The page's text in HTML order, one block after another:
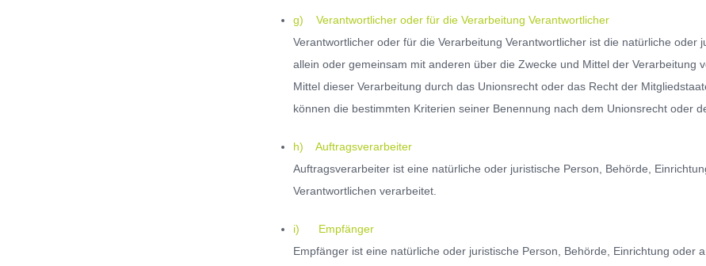
g) Verantwortlicher oder für die Verarbeitung Verantwortlicher
Verantwortlicher oder für die Verarbeitung Verantwortlicher ist die natürliche
allein oder gemeinsam mit anderen über die Zwecke und Mittel der Verarbeitung
Mittel dieser Verarbeitung durch das Unionsrecht oder das Recht der
können die bestimmten Kriterien seiner Benennung nach dem Unionsrecht oder
h) Auftragsverarbeiter
Auftragsverarbeiter ist eine natürliche oder juristische Person, Behörde,
Verantwortlichen verarbeitet.
i) Empfänger
Empfänger ist eine natürliche oder juristische Person, Behörde, Einrichtung oder